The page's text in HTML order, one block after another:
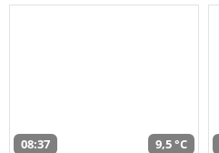
08:37 9,5 °C